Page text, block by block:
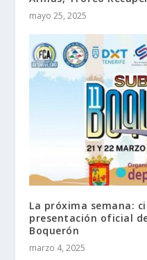
mayo 25, 2025
La próxima semana:
presentación oficial
Boquerón
marzo 4, 2025